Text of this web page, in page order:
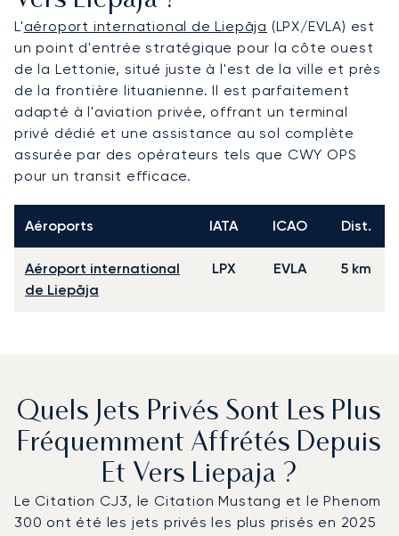
L'aéroport international de Liepāja (LPX/EVLA) est
un point d'entrée stratégique pour la côte ouest
de la Lettonie, situé juste à l'est de la ville et près
de la frontière lituanienne. Il est parfaitement
adapté à l'aviation privée, offrant un terminal
privé dédié et une assistance au sol complète
assurée par des opérateurs tels que CWY OPS
pour un transit efficace.
Aéroports IATA ICAO Dist.
Aéroport international
de Liepāja
LPX EVLA 5 km
Quels Jets Privés Sont Les Plus
Fréquemment Affrétés Depuis
Et Vers Liepaja ?
Le Citation CJ3, le Citation Mustang et le Phenom
300 ont été les jets privés les plus prisés en 2025